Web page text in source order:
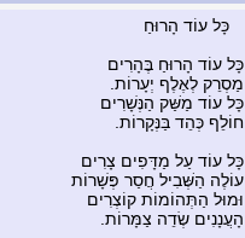
כָּל עוֹד הָרוּחַ
כָּל עוֹד הָרוּחַ בֶּהָרִים
מַסְרֵק לְאֶלֶף יְעָרוֹת.
כָּל עוֹד מַשַּׁק הַנְּשָׁרִים
חוֹלֵף כְּהֵד בַּנְּקָרוֹת.
כָּל עוֹד עַל מַדָּפִים צָרִים
עוֹלֶה הַשְּׁבִיל חֲסַר פְּשָׁרוֹת
וּמוּל הַתְּהוֹמוֹת קוֹצְרִים
הָעֲנָנִים שְׂדֵה צַמָּרוֹת.